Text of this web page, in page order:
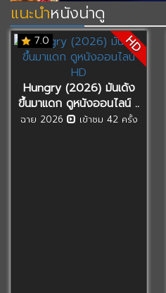
แนะนำหนังน่าดู
7.0 HD
Hungry (2026) มันเด้ง
ขึ้นมาแดก ดูหนังออนไลน์ ..
ฉาย 2026 เข้าชม 42 ครั้ง